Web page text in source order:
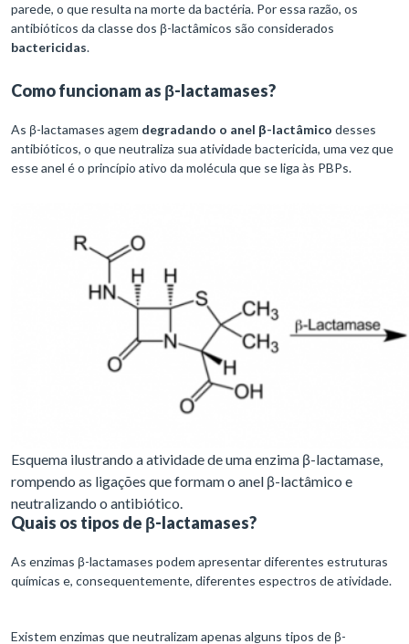
parede, o que resulta na morte da bactéria. Por essa razão, os
antibióticos da classe dos β-lactâmicos são considerados
bactericidas.
Como funcionam as β-lactamases?
As β-lactamases agem degradando o anel β-lactâmico desses
antibióticos, o que neutraliza sua atividade bactericida, uma vez que
esse anel é o princípio ativo da molécula que se liga às PBPs.
Esquema ilustrando a atividade de uma enzima β-lactamase,
rompendo as ligações que formam o anel β-lactâmico e
neutralizando o antibiótico.
Quais os tipos de β-lactamases?
As enzimas β-lactamases podem apresentar diferentes estruturas
químicas e, consequentemente, diferentes espectros de atividade.
Existem enzimas que neutralizam apenas alguns tipos de β-